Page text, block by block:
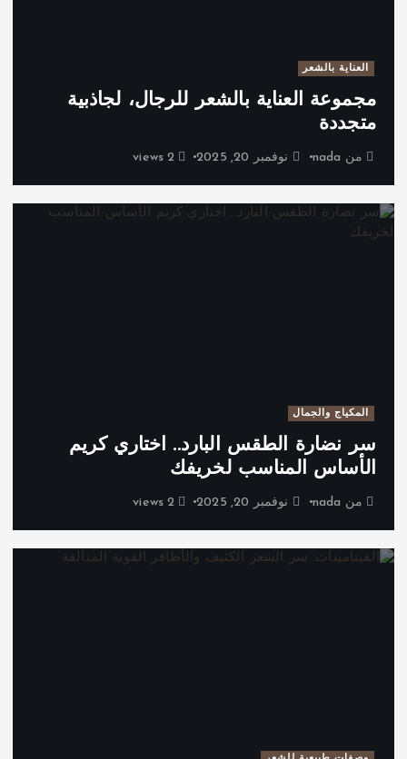
العناية بالشعر
مجموعة العناية بالشعر للرجال، لجاذبية
متجددة
من nada نوفمبر 20, 2025
المكياج والجمال
سر نضارة الطقس البارد.. اختاري كريم
الأساس المناسب لخريفك
من nada نوفمبر 20, 2025